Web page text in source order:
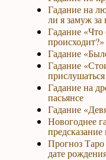
Гадание на
ли я замуж за
Гадание
происходит?»
Гадание
Гадание
Гадание на
пасьянсе
Гадание
Новогоднее
Прогноз
дате